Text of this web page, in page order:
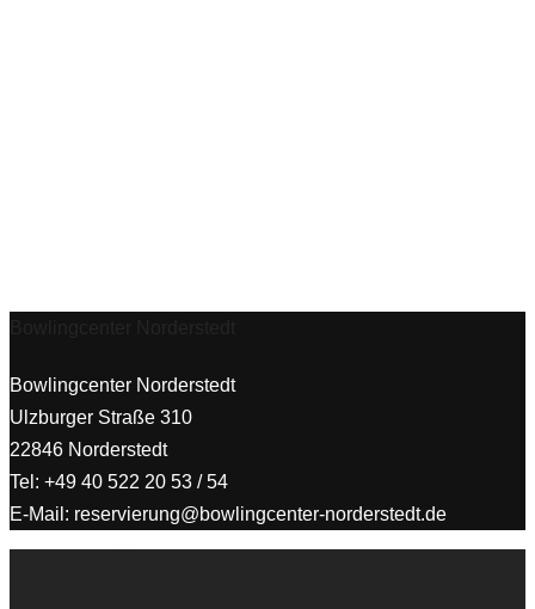
Bowlingcenter Norderstedt
Ulzburger Straße 310
22846 Norderstedt
Tel: +49 40 522 20 53 / 54
E-Mail: reservierung@bowlingcenter-norderstedt.de